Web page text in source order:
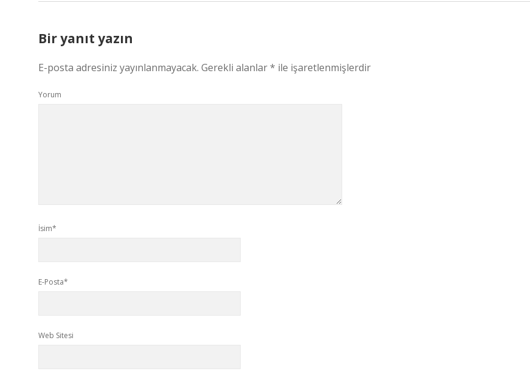
Bir yanıt yazın
E-posta adresiniz yayınlanmayacak. Gerekli alanlar* ile işaretlenmişlerdir
Yorum
İsim*
E-Posta*
Web Sitesi